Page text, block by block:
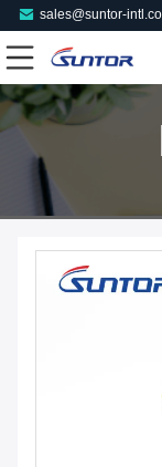
sales@suntor-